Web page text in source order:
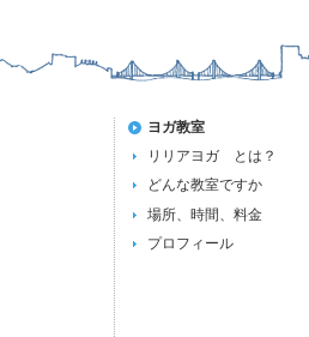
ヨガ教室
リリアヨガ とは？
どんな教室ですか
場所、時間、料金
プロフィール